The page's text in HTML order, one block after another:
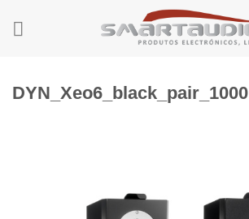
DYN_Xeo6_black_pair_1000